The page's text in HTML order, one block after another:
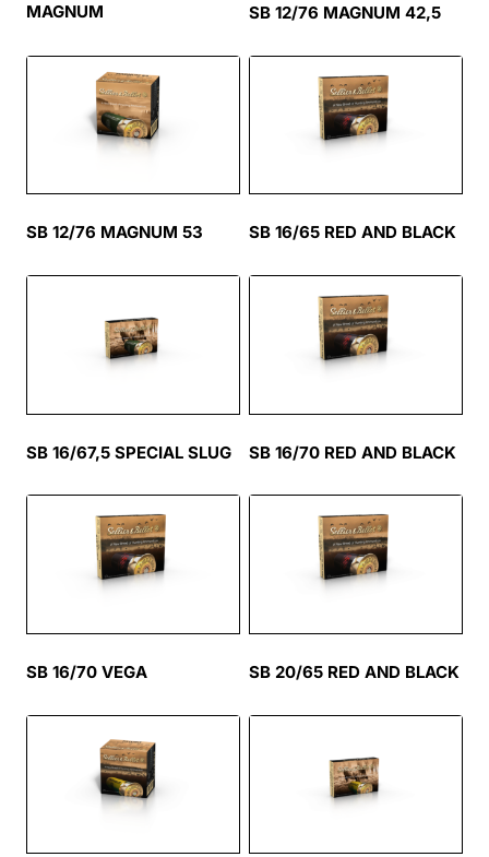
MAGNUM
SB 12/76 MAGNUM 42,5
SB 12/76 MAGNUM 53 SB 16/65 RED AND BLACK
SB 16/67,5 SPECIAL SLUG SB 16/70 RED AND BLACK
SB 16/70 VEGA SB 20/65 RED AND BLACK